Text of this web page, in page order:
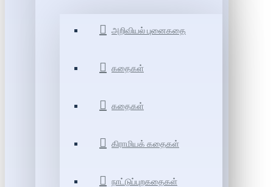
அறிவியல் புனைகதை
கதைகள்
கதைகள்
கிராமியக் கதைகள்
நாட்டுப்புறகதைகள்